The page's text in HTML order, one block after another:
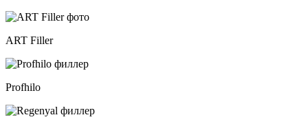
ART Filler
Profhilo